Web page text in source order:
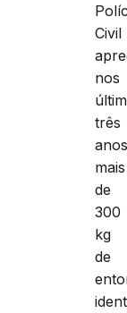
Civil
nos
três
mais
de
300
kg
de